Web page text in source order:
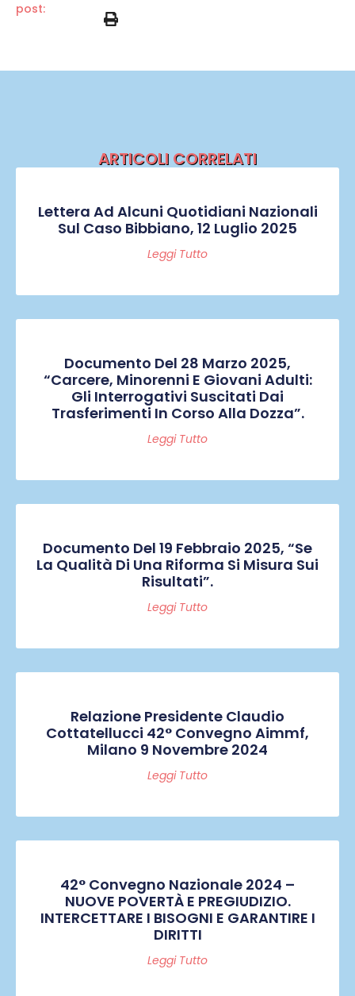
post:
ARTICOLI CORRELATI
Lettera Ad Alcuni Quotidiani Nazionali
Sul Caso Bibbiano, 12 Luglio 2025
Leggi Tutto
Documento Del 28 Marzo 2025,
“Carcere, Minorenni E Giovani Adulti:
Gli Interrogativi Suscitati Dai
Trasferimenti In Corso Alla Dozza”.
Leggi Tutto
Documento Del 19 Febbraio 2025, “Se
La Qualità Di Una Riforma Si Misura Sui
Risultati”.
Leggi Tutto
Relazione Presidente Claudio
Cottatellucci 42° Convegno Aimmf,
Milano 9 Novembre 2024
Leggi Tutto
42° Convegno Nazionale 2024 –
NUOVE POVERTÀ E PREGIUDIZIO.
INTERCETTARE I BISOGNI E GARANTIRE I
DIRITTI
Leggi Tutto